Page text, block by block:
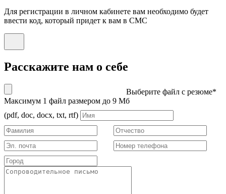
Для регистрации в личном кабинете вам необходимо будет
ввести код, который придет к вам в СМС
Расскажите нам о себе
Выберите файл с резюме*
Максимум 1 файл размером до 9 Мб
(pdf, doc, docx, txt, rtf)